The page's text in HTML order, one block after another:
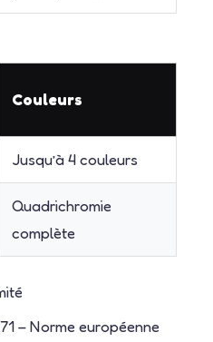
Couleurs
Jusqu’à 4 couleurs
Quadrichromie
complète
– Norme européenne